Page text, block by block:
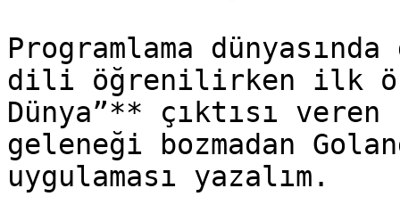
Programlama
dili öğrenilirken ilk
Dünya”** çıktısı
geleneği bozmadan
uygulaması yazalım.